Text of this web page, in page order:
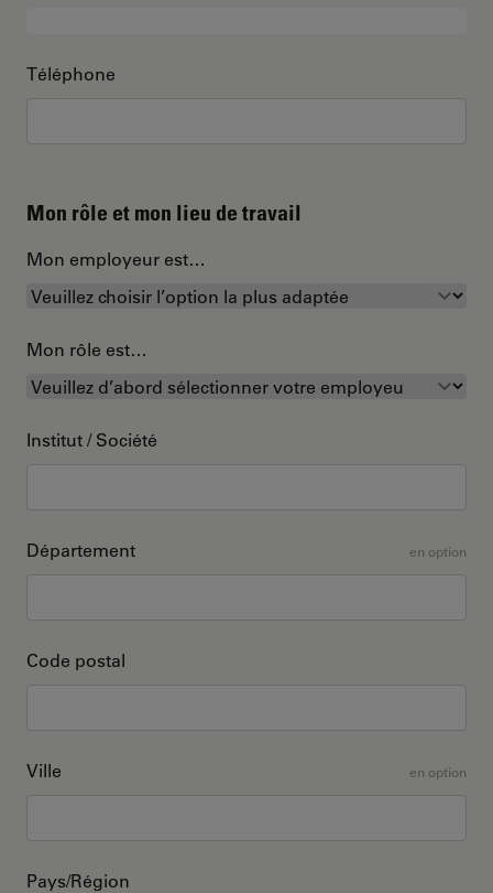
Téléphone
Mon rôle et mon lieu de travail
Mon employeur est…
Mon rôle est…
Institut / Société
Département en option
Code postal
Ville en option
Pays/Région